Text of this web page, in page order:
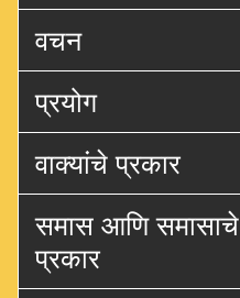
वचन
प्रयोग
वाक्यांचे प्रकार
समास आणि समासाचे
प्रकार